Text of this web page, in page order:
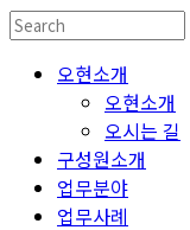
Skip
main
Search
Menu 오현소개
오현소개
오시는 길
구성원소개
업무분야
업무사례